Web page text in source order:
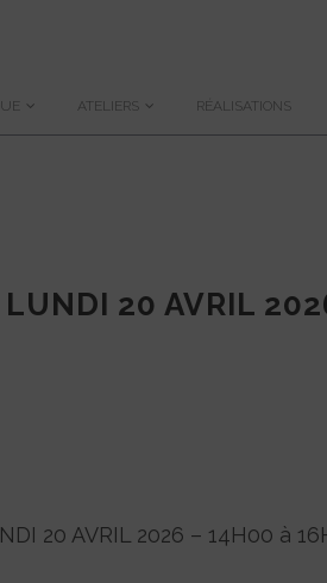
ATELIERS RÉALISATIONS
20 AVRIL
20 AVRIL 2026 – 14H00 à